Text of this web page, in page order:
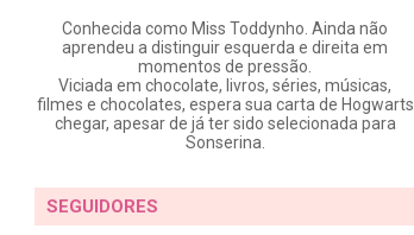
Conhecida como Miss Toddynho. Ainda não
aprendeu a distinguir esquerda e direita em
momentos de pressão.
Viciada em chocolate, livros, séries, músicas,
filmes e chocolates, espera sua carta de Hogwarts
chegar, apesar de já ter sido selecionada para
Sonserina.
SEGUIDORES